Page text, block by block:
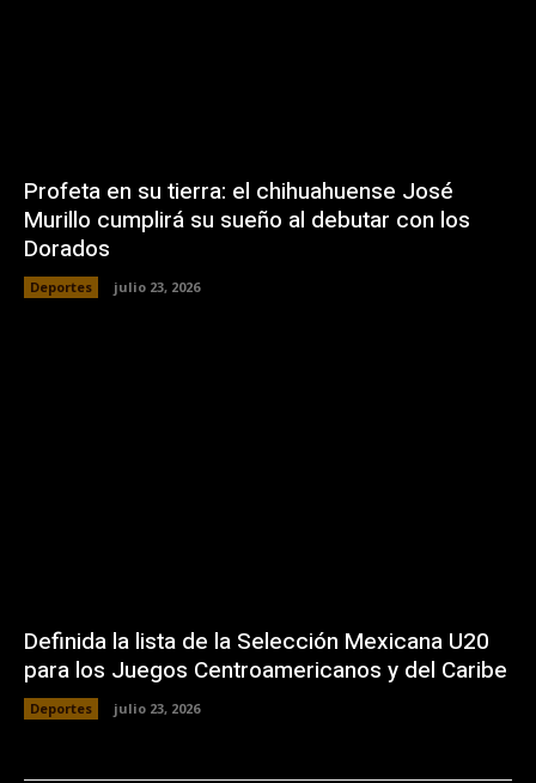
Profeta en su tierra: el chihuahuense José
Murillo cumplirá su sueño al debutar con los
Dorados
Deportes julio 23, 2026
Definida la lista de la Selección Mexicana U20
para los Juegos Centroamericanos y del Caribe
Deportes julio 23, 2026